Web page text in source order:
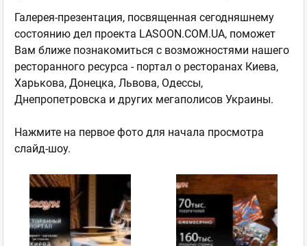
Галерея-презентация, посвященная сегодняшнему
состоянию дел проекта LASOON.COM.UA, поможет
Вам ближе познакомиться с возможностями нашего
ресторанного ресурса - портал о ресторанах Киева,
Харькова, Донецка, Львова, Одессы,
Днепропетровска и других мегаполисов Украины.
Нажмите на первое фото для начала просмотра
слайд-шоу.